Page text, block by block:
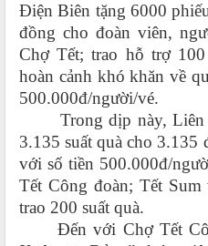
Điện Biên tặng 6000
đồng cho đoàn viên,
Chợ Tết; trao hỗ trợ
hoàn cảnh khó khăn về
500.000đ/người/vé.
Trong dịp này, Liên
3.135 suất quà cho
với số tiền 500.000đ/
Tết Công đoàn; Tết
trao 200 suất quà.
Đến với Chợ Tết